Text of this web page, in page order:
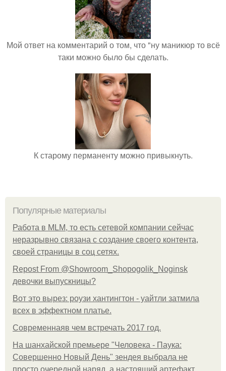
Мой ответ на комментарий о том, что "ну маникюр то всё
таки можно было бы сделать.
К старому перманенту можно привыкнуть.
Популярные материалы
Работа в MLM, то есть сетевой компании сейчас
неразрывно связана с создание своего контента,
своей страницы в соц сетях.
Repost From @Showroom_Shopogolik_Noginsk
девочки выпускницы?
Вот это вырез: роузи хантингтон - уайтли затмила
всех в эффектном платьe.
Современнаяв чем встречать 2017 год.
На шанхайской премьере "Человека - Паука:
Совершенно Новый День" зендея выбрала не
просто очередной наряд, а настоящий артефакт